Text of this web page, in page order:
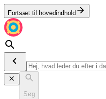
Fortsæt til hovedindhold
Søg